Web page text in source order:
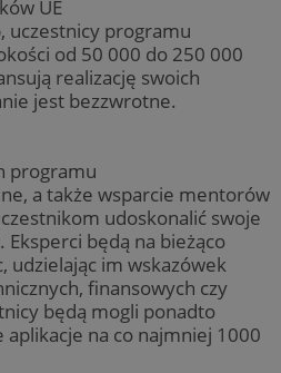
UE
uczestnicy programu
od 50 000 do 250 000
realizację swoich
jest bezzwrotne.
programu
a także wsparcie mentorów
udoskonalić swoje
będą na bieżąco
udzielając im wskazówek
finansowych czy
będą mogli ponadto
na co najmniej 1000